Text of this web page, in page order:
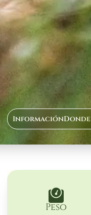
Información
Peso